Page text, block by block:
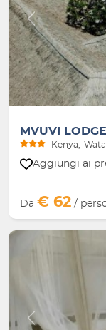
Indietro
MVUVI
Kenya
Aggiungi ai
Da € 62 /
Indietro